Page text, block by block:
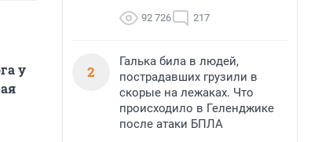
у
92 726 217
2
Галька била в людей,
пострадавших грузили в
скорые на лежаках. Что
происходило в Геленджике
после атаки БПЛА